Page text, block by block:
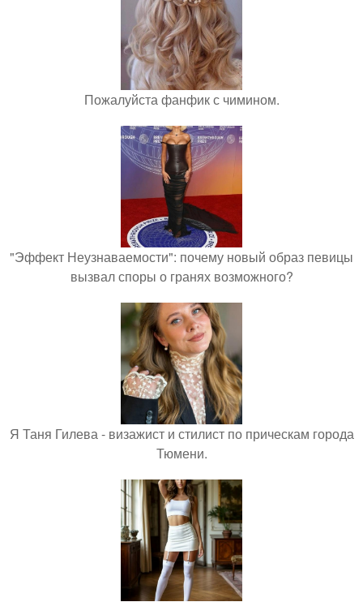
Пожалуйста фанфик с чимином.
"Эффект Неузнаваемости": почему новый образ певицы
вызвал споры о гранях возможного?
Я Таня Гилева - визажист и стилист по прическам города
Тюмени.